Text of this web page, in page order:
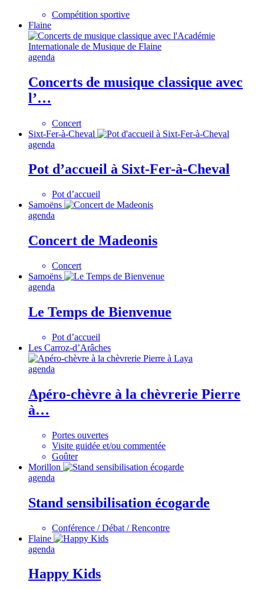
Compétition sportive
Flaine
agenda
Concerts de musique classique avec
l’…
Concert
Sixt-Fer-à-Cheval
agenda
Pot d’accueil à Sixt-Fer-à-Cheval
Pot d’accueil
Samoëns
agenda
Concert de Madeonis
Concert
Samoëns
agenda
Le Temps de Bienvenue
Pot d’accueil
Les Carroz-d’Arâches
agenda
Apéro-chèvre à la chèvrerie Pierre
à…
Portes ouvertes
Visite guidée et/ou commentée
Goûter
Morillon
agenda
Stand sensibilisation écogarde
Conférence / Débat / Rencontre
Flaine
agenda
Happy Kids